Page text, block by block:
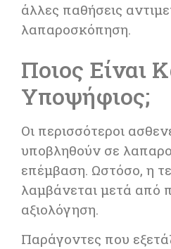
άλλες παθήσεις
λαπαροσκόπηση.
Ποιος Είναι
Υποψήφιος;
Οι περισσότεροι
υποβληθούν σε
επέμβαση. Ωστόσο, η
λαμβάνεται μετά από
αξιολόγηση.
Παράγοντες που